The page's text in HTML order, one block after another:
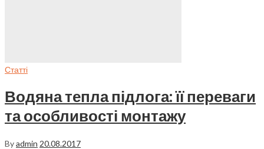
Статті
Водяна тепла підлога: її переваги
та особливості монтажу
Byadmin 20.08.2017